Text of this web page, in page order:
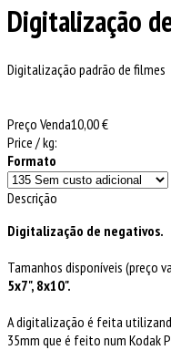
Digitalização
Digitalização padrão de filmes
Preço Venda10,00 €
Price / kg:
Formato
Descrição
Digitalização de negativos.
Tamanhos disponíveis (preço
5x7", 8x10".
A digitalização é feita
35mm que é feito num Kodak